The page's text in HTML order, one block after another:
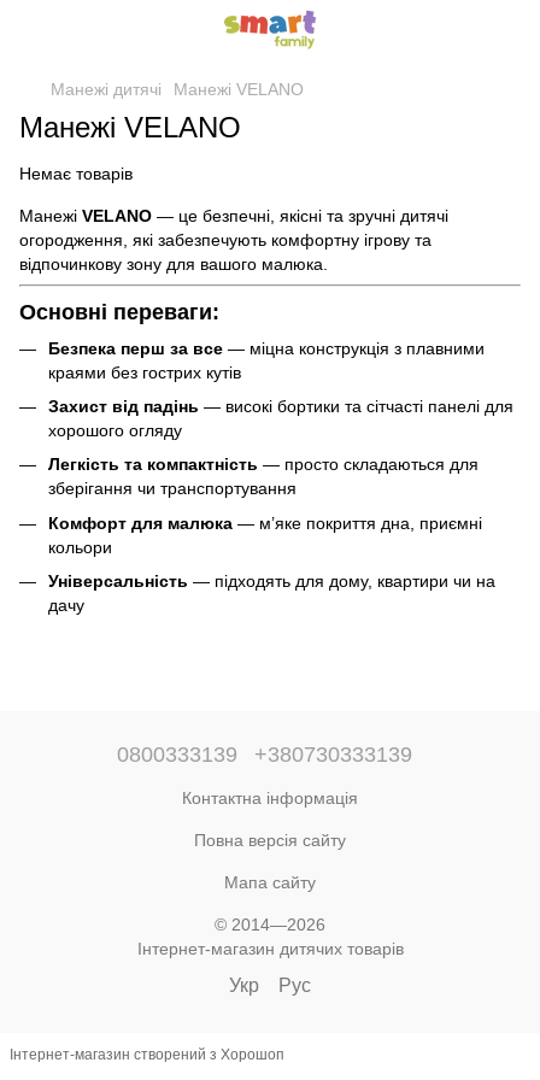
Манежі дитячі Манежі VELANO
Манежі VELANO
Немає товарів
Манежі VELANO — це безпечні, якісні та зручні дитячі
огородження, які забезпечують комфортну ігрову та
відпочинкову зону для вашого малюка.
Основні переваги:
Безпека перш за все — міцна конструкція з плавними
краями без гострих кутів
Захист від падінь — високі бортики та сітчасті панелі для
хорошого огляду
Легкість та компактність — просто складаються для
зберігання чи транспортування
Комфорт для малюка — м’яке покриття дна, приємні
кольори
Універсальність — підходять для дому, квартири чи на
дачу
0800333139 +380730333139
Контактна інформація
Повна версія сайту
Мапа сайту
© 2014—2026
Інтернет-магазин дитячих товарів
Укр Рус
Інтернет-магазин створений з Хорошоп